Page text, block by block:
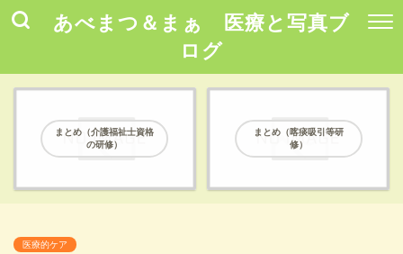
あべまつ＆まぁ 医療と写真ブ
ログ
まとめ（介護福祉士資格
の研修）
まとめ（喀痰吸引等研
修）
医療的ケア